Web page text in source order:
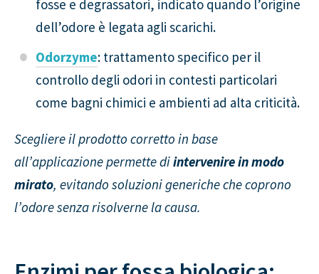
fosse e degrassatori, indicato quando l’origine
dell’odore è legata agli scarichi.
Odorzyme: trattamento specifico per il
controllo degli odori in contesti particolari
come bagni chimici e ambienti ad alta criticità.
Scegliere il prodotto corretto in base
all’applicazione permette diintervenire in modo
mirato, evitando soluzioni generiche che coprono
l’odore senza risolverne la causa.